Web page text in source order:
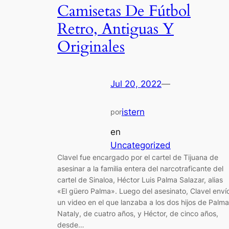
Camisetas De Fútbol
Retro, Antiguas Y
Originales
Jul 20, 2022—
poristern
en
Uncategorized
Clavel fue encargado por el cartel de Tijuana de
asesinar a la familia entera del narcotraficante del
cartel de Sinaloa, Héctor Luis Palma Salazar, alias
«El güero Palma». Luego del asesinato, Clavel
un video en el que lanzaba a los dos hijos de
Nataly, de cuatro años, y Héctor, de cinco años,
desde…